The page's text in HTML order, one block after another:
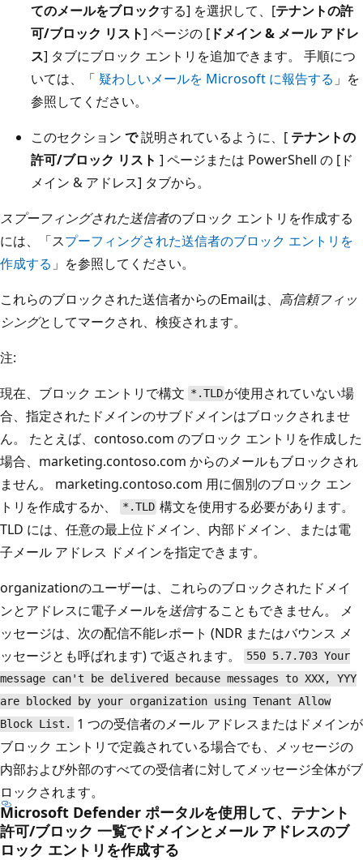
てのメールをブロックする] を選択して、[テナントの許
可/ブロック リスト] ページの [ ドメイン & メール アドレ
ス] タブにブロック エントリを追加できます。 手順につ
いては、「 疑わしいメールを Microsoft に報告する 」を
参照してください。
このセクション で説明されているように、[ テナントの
許可/ブロック リスト ] ページまたは PowerShell の [ド
メイン & アドレス] タブから。
スプーフィングされた送信者のブロック エントリを作成する
には、「スプーフィングされた送信者のブロック エントリを
作成する 」を参照してください。
これらのブロックされた送信者からのEmailは、 高信頼フィッ
シングとしてマークされ、検疫されます。
注:
現在、ブロック エントリで構文 *.TLD が使用されていない場
合、指定されたドメインのサブドメインはブロックされませ
ん。 たとえば、contoso.com のブロック エントリを作成した
場合、marketing.contoso.com からのメールもブロックされ
ません。 marketing.contoso.com 用に個別のブロック エン
トリを作成するか、
*.TLD 構文を使用する必要があります。
TLD には、任意の最上位ドメイン、内部ドメイン、または電
子メール アドレス ドメインを指定できます。
organizationのユーザーは、これらのブロックされたドメイ
ンとアドレスに電子メールを送信することもできません。 メ
ッセージは、次の配信不能レポート (NDR またはバウンス メ
ッセージとも呼ばれます) で返されます。
550 5.7.703 Your
message can't be delivered because messages to XXX, YYY
are blocked by your organization using Tenant Allow
Block List.
1 つの受信者のメール アドレスまたはドメインが
ブロック エントリで定義されている場合でも、メッセージの
内部および外部のすべての受信者に対してメッセージ全体がブ
ロックされます。
Microsoft Defender ポータルを使用して、テナント
許可/ブロック 一覧でドメインとメール アドレスのブ
ロック エントリを作成する